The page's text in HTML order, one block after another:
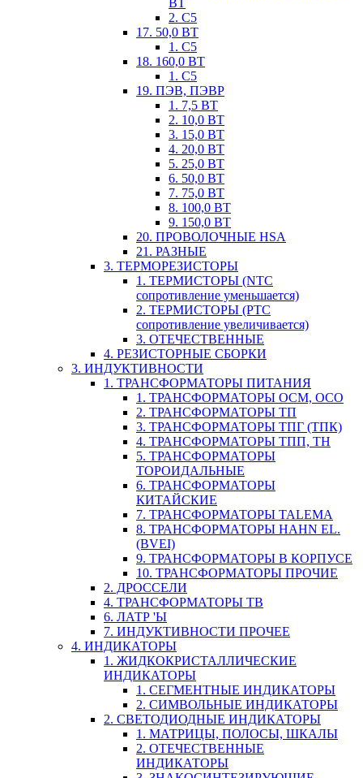
ВТ
2. С5
17. 50,0 ВТ
1. С5
18. 160,0 ВТ
1. С5
19. ПЭВ, ПЭВР
1. 7,5 ВТ
2. 10,0 ВТ
3. 15,0 ВТ
4. 20,0 ВТ
5. 25,0 ВТ
6. 50,0 ВТ
7. 75,0 ВТ
8. 100,0 ВТ
9. 150,0 ВТ
20. ПРОВОЛОЧНЫЕ HSA
21. РАЗНЫЕ
3. ТЕРМОРЕЗИСТОРЫ
1. ТЕРМИСТОРЫ (NTC
сопротивление уменьшается)
2. ТЕРМИСТОРЫ (PTC
сопротивление увеличивается)
3. ОТЕЧЕСТВЕННЫЕ
4. РЕЗИСТОРНЫЕ СБОРКИ
3. ИНДУКТИВНОСТИ
1. ТРАНСФОРМАТОРЫ ПИТАНИЯ
1. ТРАНСФОРМАТОРЫ ОСМ, ОСО
2. ТРАНСФОРМАТОРЫ ТП
3. ТРАНСФОРМАТОРЫ ТПГ (ТПК)
4. ТРАНСФОРМАТОРЫ ТПП, ТН
5. ТРАНСФОРМАТОРЫ
ТОРОИДАЛЬНЫЕ
6. ТРАНСФОРМАТОРЫ
КИТАЙСКИЕ
7. ТРАНСФОРМАТОРЫ TALEMA
8. ТРАНСФОРМАТОРЫ HAHN EL.
(BVEI)
9. ТРАНСФОРМАТОРЫ В КОРПУСЕ
10. ТРАНСФОРМАТОРЫ ПРОЧИЕ
2. ДРОССЕЛИ
4. ТРАНСФОРМАТОРЫ ТВ
6. ЛАТР 'Ы
7. ИНДУКТИВНОСТИ ПРОЧЕЕ
4. ИНДИКАТОРЫ
1. ЖИДКОКРИСТАЛЛИЧЕСКИЕ
ИНДИКАТОРЫ
1. СЕГМЕНТНЫЕ ИНДИКАТОРЫ
2. СИМВОЛЬНЫЕ ИНДИКАТОРЫ
2. СВЕТОДИОДНЫЕ ИНДИКАТОРЫ
1. МАТРИЦЫ, ПОЛОСЫ, ШКАЛЫ
2. ОТЕЧЕСТВЕННЫЕ
ИНДИКАТОРЫ